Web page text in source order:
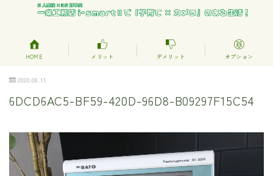
HOME メリット デメリット オプション
2020.08.11
6DCD6AC5-BF59-420D-96D8-B09297F15C54